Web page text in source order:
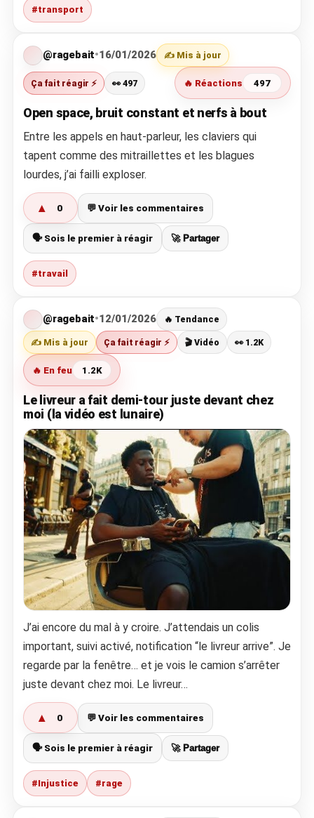
#transport
@ragebait•16/01/2026 ✍️ Mis à jour
Ça fait réagir ⚡ 👀 497 🔥 Réactions 497
Open space, bruit constant et nerfs à bout
Entre les appels en haut-parleur, les claviers qui
tapent comme des mitraillettes et les blagues
lourdes, j’ai failli exploser.
▲ 0 💬 Voir les commentaires
🗣️ Sois le premier à réagir 🚀 Partager
#travail
@ragebait•12/01/2026 🔥 Tendance
✍️ Mis à jour Ça fait réagir ⚡ 🎬 Vidéo 👀 1.2K
🔥 En feu 1.2K
Le livreur a fait demi-tour juste devant chez
moi (la vidéo est lunaire)
J’ai encore du mal à y croire. J’attendais un colis
important, suivi activé, notification “le livreur arrive”. Je
regarde par la fenêtre… et je vois le camion s’arrêter
juste devant chez moi. Le livreur…
▲ 0 💬 Voir les commentaires
🗣️ Sois le premier à réagir 🚀 Partager
#Injustice #rage